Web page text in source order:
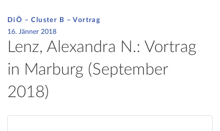
DiÖ – Cluster B – Vortrag
16. Jänner 2018
Lenz, Alexandra N.: Vortrag
in Marburg (September
2018)